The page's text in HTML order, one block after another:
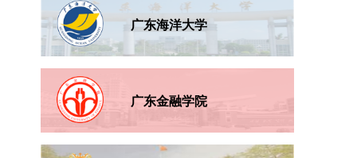
广东海洋大学
广东金融学院